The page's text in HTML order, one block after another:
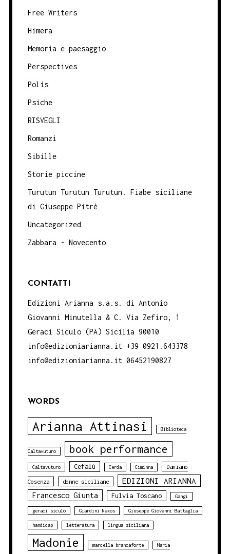
Free Writers
Himera
Memoria e paesaggio
Perspectives
Polis
Psiche
RISVEGLI
Romanzi
Sibille
Storie piccine
Turutun Turutun Turutun. Fiabe siciliane
di Giuseppe Pitrè
Uncategorized
Zabbara - Novecento
CONTATTI
Edizioni Arianna s.a.s. di Antonio
Giovanni Minutella & C. Via Zefiro, 1
Geraci Siculo (PA) Sicilia 90010
info@edizioniarianna.it +39 0921.643378
info@edizioniarianna.it 06452190827
WORDS
Arianna Attinasi Biblioteca
Caltavuturo book performance
Caltavuturo Cefalù Cerda Ciminna Damiano
Cosenza donne siciliane EDIZIONI ARIANNA
Francesco Giunta Fulvia Toscano Gangi
geraci siculo Giardini Naxos Giuseppe Giovanni Battaglia
handicap letteratura lingua siciliana
Madonie marcella brancaforte Maria